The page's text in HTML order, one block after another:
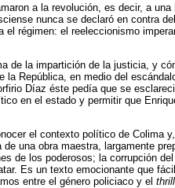
a la revolución, es decir, a una
nunca se declaró en contra
régimen: el reeleccionismo
de la impartición de la justicia, y
República, en medio del
Díaz éste pedía que se
en el estado y permitir que
el contexto político de Colima
una obra maestra, largamente
de los poderosos; la corrupción
Es un texto emocionante que
entre el género policiaco y el